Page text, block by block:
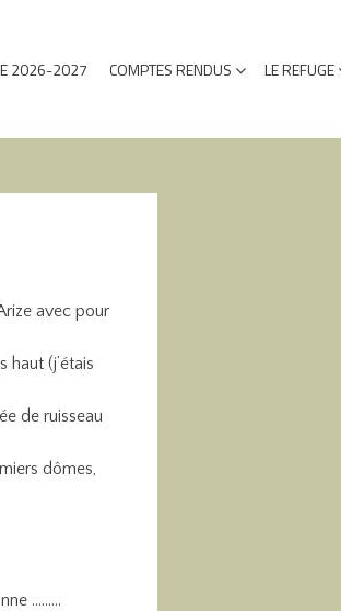
2026-2027 COMPTES RENDUS LE REFUGE
avec pour
haut (j’étais
de ruisseau
dômes,
………